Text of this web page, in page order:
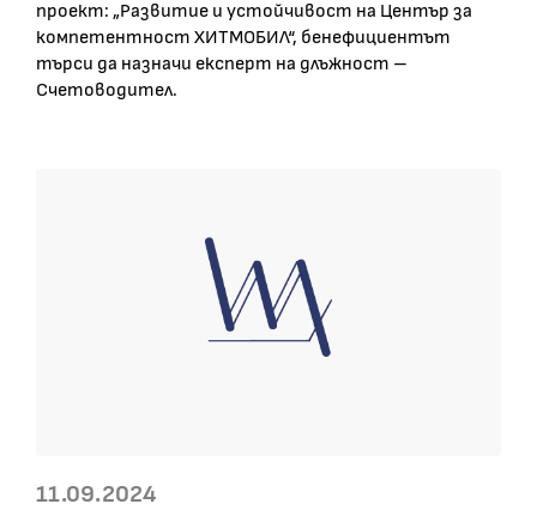
проект: „Развитие и устойчивост на Център за
компетентност ХИТМОБИЛ“, бенефициентът
търси да назначи експерт на длъжност –
Счетоводител.
11.09.2024